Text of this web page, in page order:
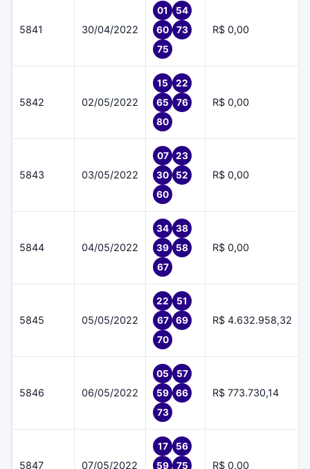
5841 30/04/2022
01
54
60
73
75
R$ 0,00
5842 02/05/2022
15
22
65
76
80
R$ 0,00
5843 03/05/2022
07
23
30
52
60
R$ 0,00
5844 04/05/2022
34
38
39
58
67
R$ 0,00
5845 05/05/2022
22
51
67
69
70
R$ 4.632.958,32
5846 06/05/2022
05
57
59
66
73
R$ 773.730,14
5847 07/05/2022
17
56
59
75
R$ 0,00